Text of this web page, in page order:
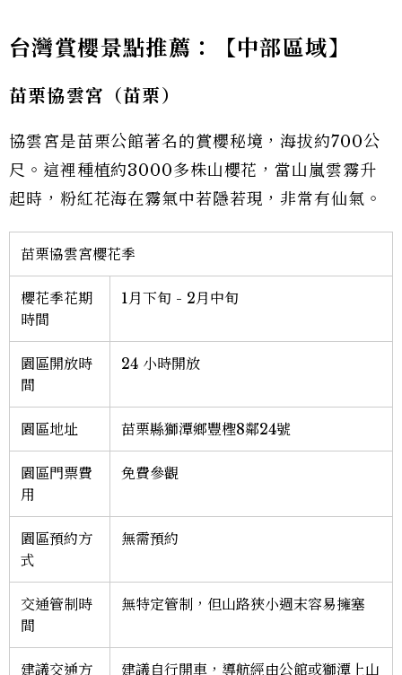
台灣賞櫻景點推薦：【中部區域】
苗栗協雲宮（苗栗）
協雲宮是苗栗公館著名的賞櫻秘境，海拔約700公
尺。這裡種植約3000多株山櫻花，當山嵐雲霧升
起時，粉紅花海在霧氣中若隱若現，非常有仙氣。
苗栗協雲宮櫻花季
櫻花季花期
時間
1月下旬 - 2月中旬
園區開放時
間
24 小時開放
園區地址 苗栗縣獅潭鄉豐檉8鄰24號
園區門票費
用
免費參觀
園區預約方
式
無需預約
交通管制時
間
無特定管制，但山路狹小週末容易擁塞
建議交通方 建議自行開車，導航經由公館或獅潭上山